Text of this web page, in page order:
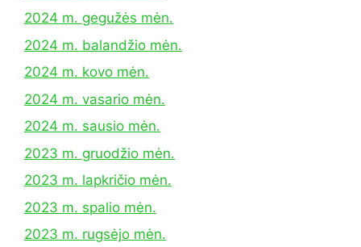
2024 m. gegužės mėn.
2024 m. balandžio mėn.
2024 m. kovo mėn.
2024 m. vasario mėn.
2024 m. sausio mėn.
2023 m. gruodžio mėn.
2023 m. lapkričio mėn.
2023 m. spalio mėn.
2023 m. rugsėjo mėn.